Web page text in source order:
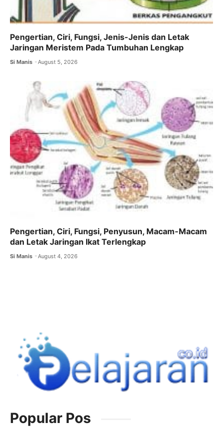
Pengertian, Ciri, Fungsi, Jenis-Jenis dan Letak
Jaringan Meristem Pada Tumbuhan Lengkap
Si Manis August 5, 2026
Pengertian, Ciri, Fungsi, Penyusun, Macam-Macam
dan Letak Jaringan Ikat Terlengkap
Si Manis August 4, 2026
Popular Pos